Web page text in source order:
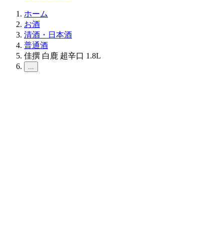
ホーム
お酒
清酒・日本酒
普通酒
佳撰 白鹿 超辛口 1.8L
...